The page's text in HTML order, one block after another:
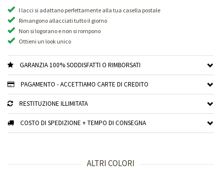
I lacci si adattano perfettamente alla tua casella postale
Rimangono allacciati tutto il giorno
Non si logorano e non si rompono
Ottieni un look unico
GARANZIA 100% SODDISFATTI O RIMBORSATI
PAGAMENTO - ACCETTIAMO CARTE DI CREDITO
RESTITUZIONE ILLIMITATA
COSTO DI SPEDIZIONE + TEMPO DI CONSEGNA
ALTRI COLORI